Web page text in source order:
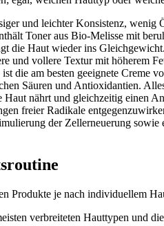
und leichter Konsistenz,
Toner aus Bio-Melisse mit
die Haut wieder ins Gleichgewicht.
und vollere Textur mit höherem
die am besten geeignete Creme
Säuren und Antioxidantien.
Haut nährt und gleichzeitig einen
freier Radikale
der Zellerneuerung
Produkte je nach individuellem
verbreiteten Hauttypen und